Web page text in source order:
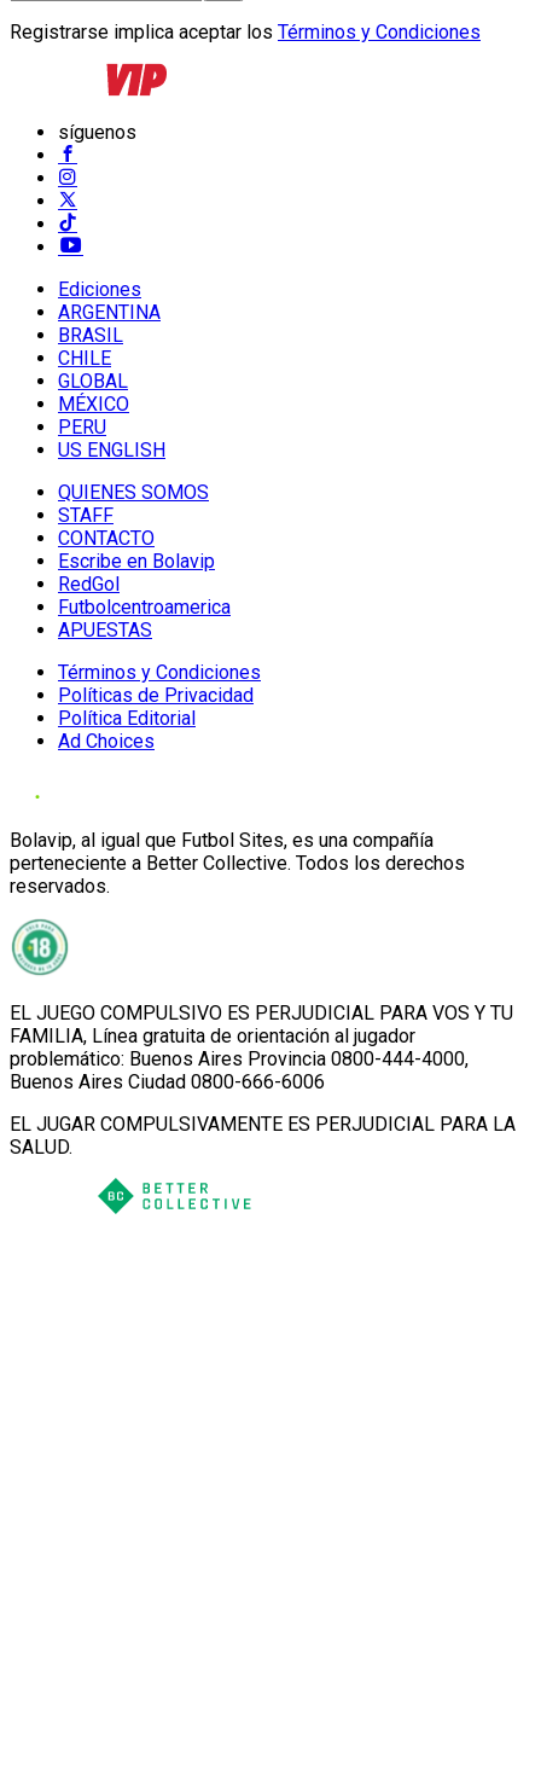
Registrarse implica aceptar los Términos y Condiciones
síguenos
Ediciones
ARGENTINA
BRASIL
CHILE
GLOBAL
MÉXICO
PERU
US ENGLISH
QUIENES SOMOS
STAFF
CONTACTO
Escribe en Bolavip
RedGol
Futbolcentroamerica
APUESTAS
Términos y Condiciones
Políticas de Privacidad
Política Editorial
Ad Choices
Bolavip, al igual que Futbol Sites, es una compañía
perteneciente a Better Collective. Todos los derechos
reservados.
EL JUEGO COMPULSIVO ES PERJUDICIAL PARA VOS Y TU
FAMILIA, Línea gratuita de orientación al jugador
problemático: Buenos Aires Provincia 0800-444-4000,
Buenos Aires Ciudad 0800-666-6006
EL JUGAR COMPULSIVAMENTE ES PERJUDICIAL PARA LA
SALUD.